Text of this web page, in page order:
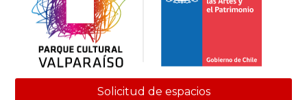
Solicitud de espacios